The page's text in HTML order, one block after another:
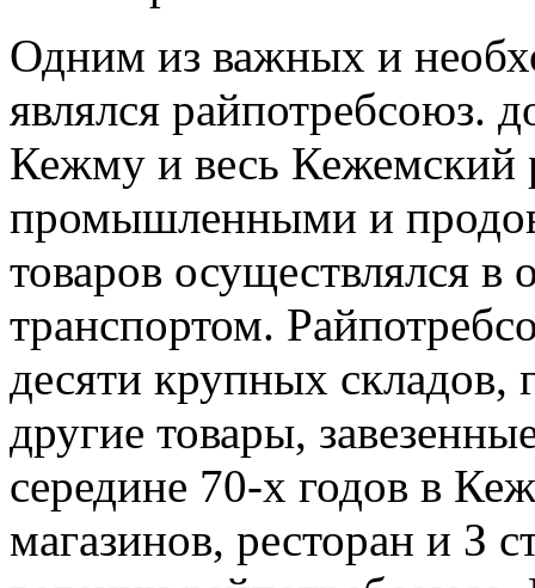
Одним из важных и
являлся райпотребсоюз.
Кежму и весь
промышленными и
товаров осуществлялся
транспортом.
десяти крупных складов,
другие товары,
середине 70-х годов в
магазинов, ресторан и З